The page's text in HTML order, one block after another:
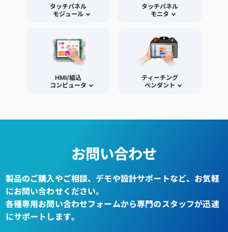
タッチパネル
モジュール
タッチパネル
モニタ
HMI/組込
コンピュータ
ティーチング
ペンダント
お問い合わせ
製品のご購入やご相談、デモや設計サポートなど、お気軽
にお問い合わせください。
各種専用お問い合わせフォームから専門のスタッフが迅速
にサポートします。